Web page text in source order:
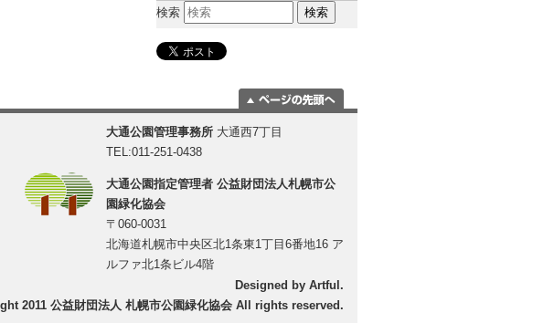
サイト内検索
検索
に移動
大通公園管理事務所 大通西7丁目
TEL:011-251-0438
大通公園指定管理者 公益財団法人札幌市公
園緑化協会
〒060-0031
北海道札幌市中央区北1条東1丁目6番地16 ア
ルファ北1条ビル4階
Designed by Artful.
2011 公益財団法人 札幌市公園緑化協会 All rights reserved.